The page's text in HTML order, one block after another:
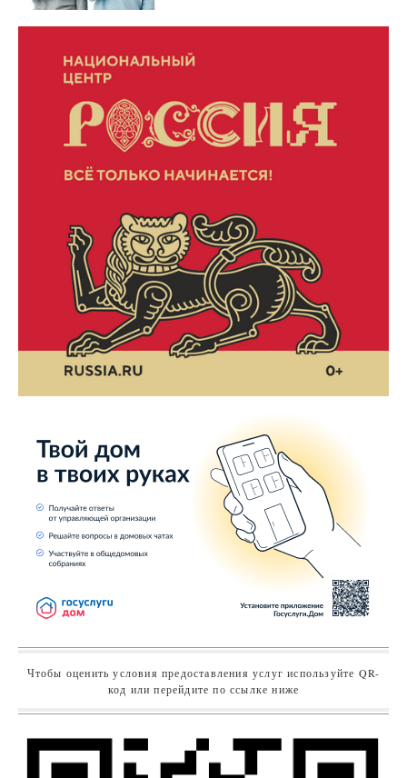
Чтобы оценить условия предоставления услуг используйте QR-
код или перейдите по ссылке ниже